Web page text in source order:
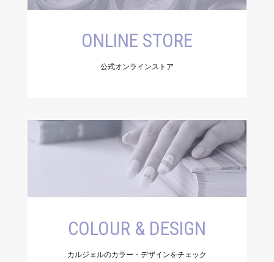
ONLINE STORE
公式オンラインストア
COLOUR & DESIGN
カルジェルのカラー・デザインをチェック